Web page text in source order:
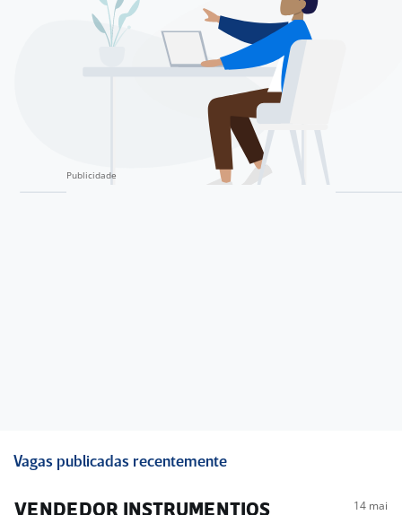
Vagas publicadas recentemente
VENDEDOR INSTRUMENTIOS
14 mai